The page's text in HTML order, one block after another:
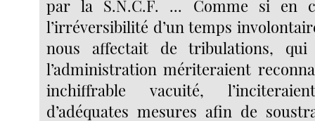
par la S.N.C.F. ... Comme si en
l’irréversibilité d’un temps
nous affectait de tribulations,
l’administration mériteraient
inchiffrable vacuité,
d’adéquates mesures afin de